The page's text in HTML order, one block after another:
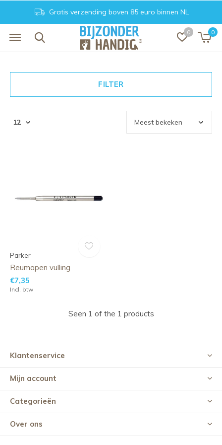
0 0
Gratis verzending boven 85 euro binnen NL
FILTER
Parker
Reumapen vulling
€7,35
Incl. btw
Seen 1 of the 1 products
Klantenservice
Mijn account
Categorieën
Over ons